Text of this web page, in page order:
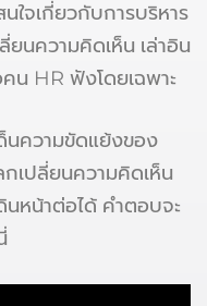
ใจเกี่ยวกับการบริหาร
ยนความคิดเห็น เล่าอิน
น HR ฟังโดยเฉพาะ
นความขัดแย้งของ
เปลี่ยนความคิดเห็น
นหน้าต่อได้ คำตอบจะ